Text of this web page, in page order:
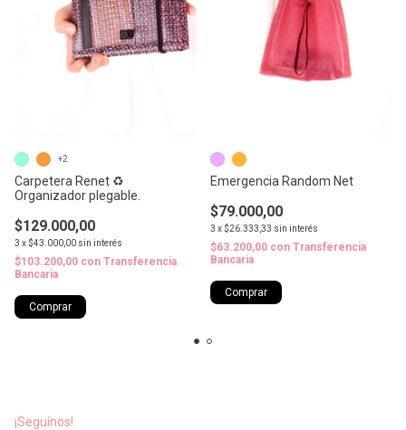
Carpetera Renet ♻️
Organizador plegable.
$129.000,00
3 x$43.000,00 sin interés
$103.200,00 con Transferencia
Bancaria
+2
Comprar
Emergencia Random Net
$79.000,00
3 x$26.333,33 sin interés
$63.200,00 con Transferencia
Bancaria
Comprar
¡Seguínos!